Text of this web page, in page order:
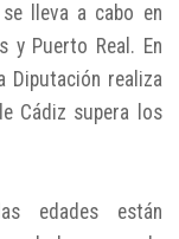
se lleva a cabo en
y Puerto Real. En
Diputación realiza
Cádiz supera los
edades están